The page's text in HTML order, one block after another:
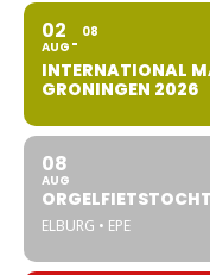
02
AUG
08
INTERNATIONAL
GRONINGEN 2026
08
AUG
ELBURG • EPE